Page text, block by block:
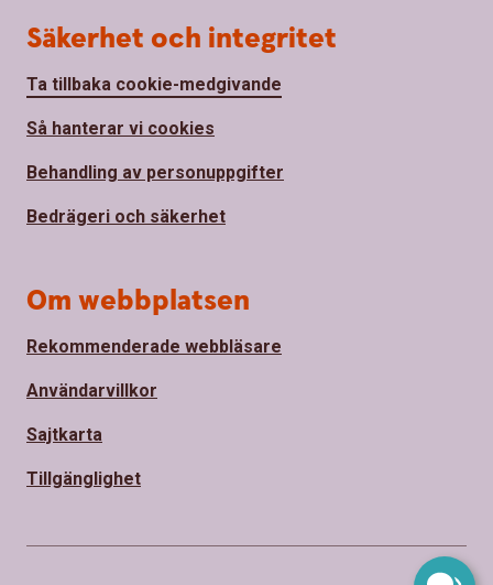
Säkerhet och integritet
Ta tillbaka cookie-medgivande
Så hanterar vi cookies
Behandling av personuppgifter
Bedrägeri och säkerhet
Om webbplatsen
Rekommenderade webbläsare
Användarvillkor
Sajtkarta
Tillgänglighet